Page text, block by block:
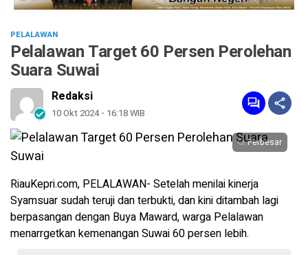
PELALAWAN
Pelalawan Target 60 Persen Perolehan
Suara Suwai
Redaksi
10 Okt 2024 - 16:18 WIB
Perbesar
RiauKepri.com, PELALAWAN- Setelah menilai kinerja
Syamsuar sudah teruji dan terbukti, dan kini ditambah lagi
berpasangan dengan Buya Maward, warga Pelalawan
menarrgetkan kemenangan Suwai 60 persen lebih.